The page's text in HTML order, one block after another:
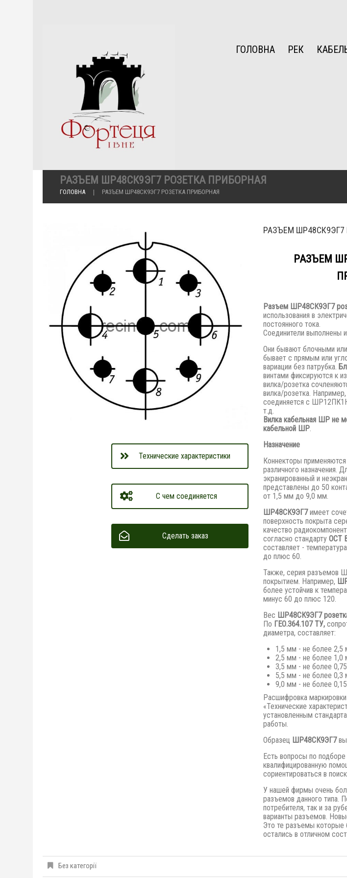
ГОЛОВНА РЕК
РАЗЪЕМ ШР48СК9ЭГ7 РОЗЕТКА ПРИБОРНАЯ
ГОЛОВНА РАЗЪЕМ ШР48СК9ЭГ7 РОЗЕТКА ПРИБОРНАЯ
Технические характеристики
С чем соединяется
Сделать заказ
РАЗЪЕМ
РАЗЪЕМ
Разъем ШР48СК9ЭГ7
использования в
постоянного тока.
Соединители выполнены
Они бывают блочными
бывает с прямым или
вариации без патрубка.
винтами фиксируются к
вилка/розетка
вилка/розетка.
соединяется с
т.д.
Вилка кабельная ШР не
кабельной ШР.
Назначение
Коннекторы
различного назначения.
экранированный и
представлены до 50
от 1,5 мм до 9,0 мм.
ШР48СК9ЭГ7имеет
поверхность покрыта
качество
согласно стандарту ОСТ
составляет -
до плюс 60.
Также, серия разъемов
покрытием. Например,
более устойчив к
минус 60 до плюс 120.
Вес ШР48СК9ЭГ7
По ГЕО.364.107 ТУ,
диаметра, составляет:
1,5 мм - не более 2,5
2,5 мм - не более 1,0
3,5 мм - не более
5,5 мм - не более 0,3
9,0 мм - не более
Расшифровка
«Технические
установленным
работы.
Образец ШР48СК9ЭГ7вы
Есть вопросы по
квалифицированную
сориентироваться в
У нашей фирмы очень
разъемов данного типа.
потребителя, так и за
варианты разъемов.
Это те разъемы
остались в отличном
Без категорії